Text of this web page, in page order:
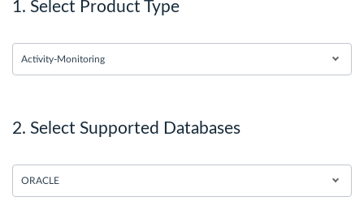
1. Select Product Type
Activity-Monitoring
2. Select Supported Databases
ORACLE